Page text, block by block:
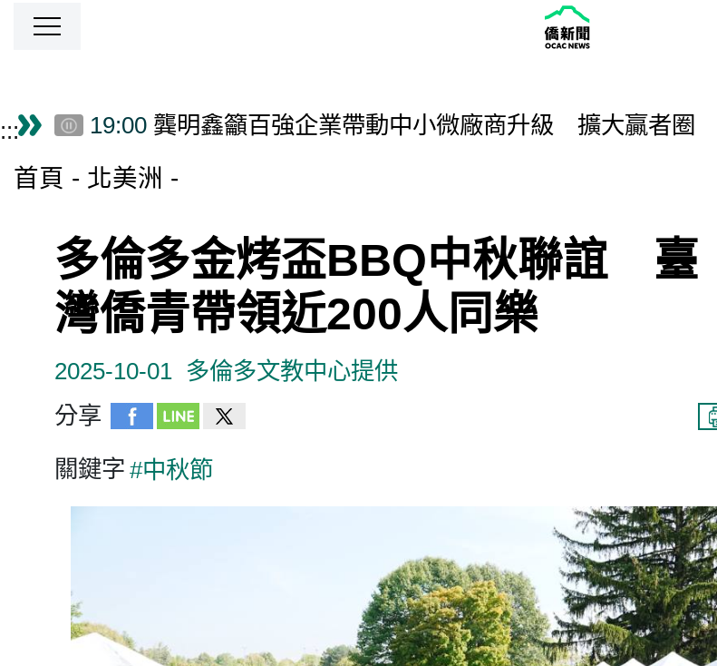
跳到主要內容區塊
:::僑務電子報首頁
19:00 龔明鑫籲百強企業帶動中小微廠商升級 擴大贏者圈
18:00 玩轉中藥生活節8/29南投登場 推廣文化與應用
16:00 台美混血黃鈞廷入選瓊斯盃白隊 榮幸披台灣戰袍
16:00 潮台北系列活動8/22展開 逾150場音樂演出
15:10 揮毫寫春聯學華語 宿霧臺灣協會開辦第六期華語學習營
15:00 原台中州農會田中倉庫重生 打造「穀倉起藝」空間
14:50 巴西博愛服務團歡慶父親節 肯定父親的責任與辛勞
14:00 癌症免疫療法之父羅森伯格 9月來台盼與醫界交流
首頁 北美洲
多倫多金烤盃BBQ中秋聯誼 臺
灣僑青帶領近200人同樂
2025-10-01 多倫多文教中心提供
分享
關鍵字 #中秋節